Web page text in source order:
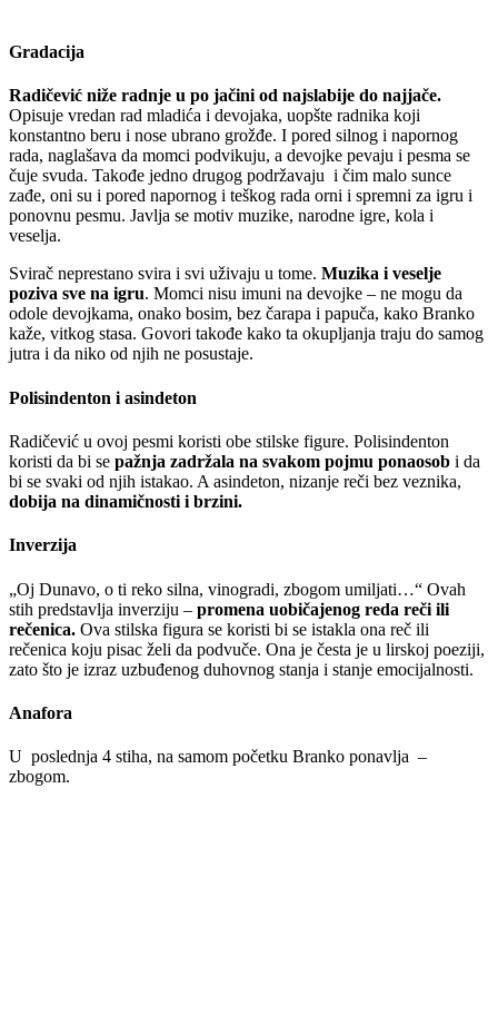
Gradacija
Radičević niže radnje u po jačini od najslabije do najjače.
Opisuje vredan rad mladića i devojaka, uopšte radnika koji
konstantno beru i nose ubrano grožđe. I pored silnog i napornog
rada, naglašava da momci podvikuju, a devojke pevaju i pesma se
čuje svuda. Takođe jedno drugog podržavaju i čim malo sunce
zađe, oni su i pored napornog i teškog rada orni i spremni za igru i
ponovnu pesmu. Javlja se motiv muzike, narodne igre, kola i
veselja.
Svirač neprestano svira i svi uživaju u tome. Muzika i veselje
poziva sve na igru. Momci nisu imuni na devojke – ne mogu da
odole devojkama, onako bosim, bez čarapa i papuča, kako Branko
kaže, vitkog stasa. Govori takođe kako ta okupljanja traju do samog
jutra i da niko od njih ne posustaje.
Polisindenton i asindeton
Radičević u ovoj pesmi koristi obe stilske figure. Polisindenton
koristi da bi se pažnja zadržala na svakom pojmu ponaosob i da
bi se svaki od njih istakao. A asindeton, nizanje reči bez veznika,
dobija na dinamičnosti i brzini.
Inverzija
„Oj Dunavo, o ti reko silna, vinogradi, zbogom umiljati…“ Ovah
stih predstavlja inverziju – promena uobičajenog reda reči ili
rečenica. Ova stilska figura se koristi bi se istakla ona reč ili
rečenica koju pisac želi da podvuče. Ona je česta je u lirskoj poeziji,
zato što je izraz uzbuđenog duhovnog stanja i stanje emocijalnosti.
Anafora
U poslednja 4 stiha, na samom početku Branko ponavlja –
zbogom.